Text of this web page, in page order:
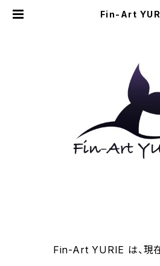
Fin-Art
Fin-Art YURIE は、現